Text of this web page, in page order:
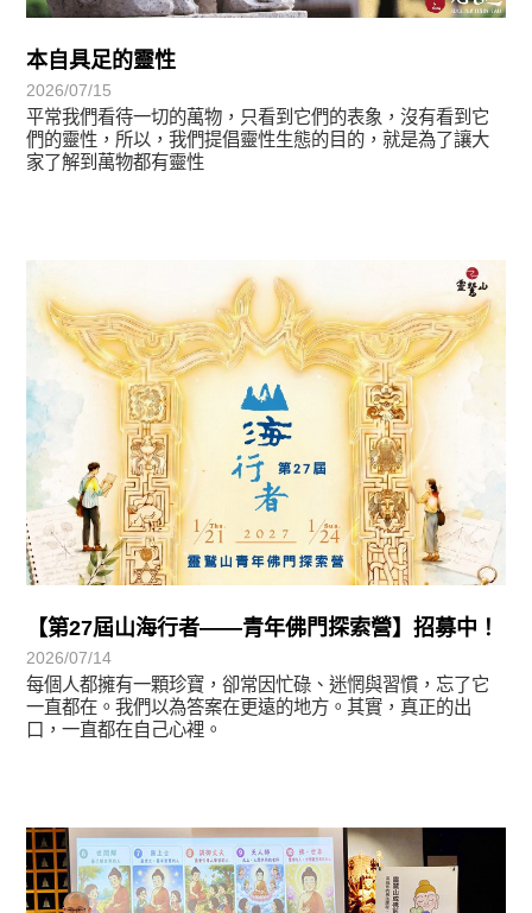
本自具足的靈性
2026/07/15
平常我們看待一切的萬物，只看到它們的表象，沒有看到它
們的靈性，所以，我們提倡靈性生態的目的，就是為了讓大
家了解到萬物都有靈性
【第27屆山海行者——青年佛門探索營】招募中！
2026/07/14
每個人都擁有一顆珍寶，卻常因忙碌、迷惘與習慣，忘了它
一直都在。我們以為答案在更遠的地方。其實，真正的出
口，一直都在自己心裡。
最新消息